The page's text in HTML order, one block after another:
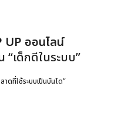
UP ออนไลน์
เด็กดีในระบบ”
ดที่ใช้ระบบเป็นบันได”